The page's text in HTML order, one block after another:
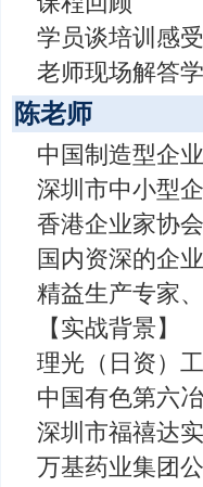
学员谈培训感
老师现场解答
陈老师
中国制造型企
深圳市中小型
香港企业家协
国内资深的企
精益生产专家
【实战背景】
理光（日资）
中国有色第六
深圳市福禧达
万基药业集团